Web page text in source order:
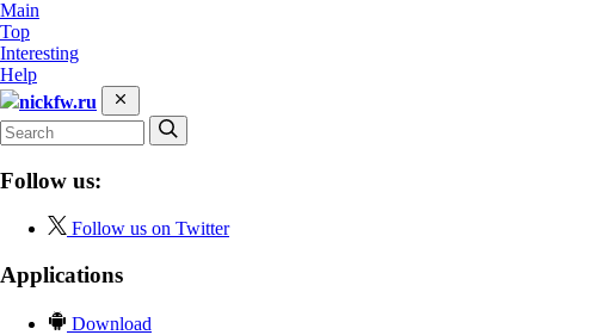
Main
Top
Interesting
Help
nickfw.ru
Follow us:
Follow us on Twitter
Applications
Download